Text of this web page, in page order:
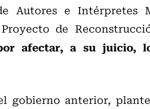
Autores e Intérpretes
de
afectar, a su juicio,
gobierno anterior,